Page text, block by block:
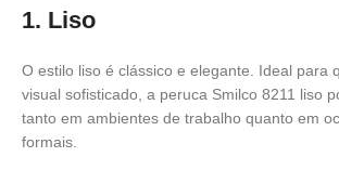
1. Liso
O estilo liso é clássico e elegante. Ideal para
visual sofisticado, a peruca Smilco 8211 liso
tanto em ambientes de trabalho quanto em
formais.